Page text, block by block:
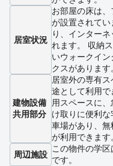
居室状況
お部屋の床は
が設置されて
り、インター
れます。 収納
いウォークイ
クスがあります
建物設備
共用部分
居室外の専有
途として利用
用スペースに
け取りに便利
車場があり、
が利用できます
周辺施設
この物件の学
です。